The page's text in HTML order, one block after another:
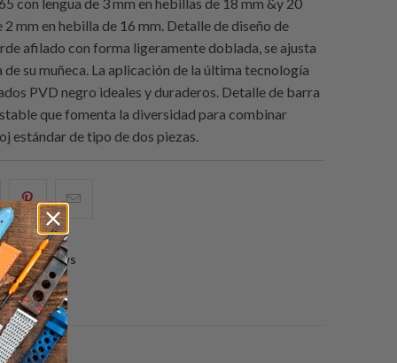
2 mm en hebilla de 16 mm. Detalle de diseño de
afilado con forma ligeramente doblada, se ajusta
de su muñeca. La aplicación de la última tecnología
PVD negro ideales y duraderos. Detalle de barra
que fomenta la diversidad para combinar
estándar de tipo de dos piezas.
Compartir
esto
en
Pinterest
0 reviews